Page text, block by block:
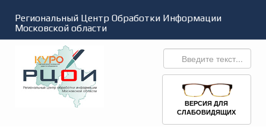
Региональный Центр Обработки Информации
Московской области
ВЕРСИЯ ДЛЯ
СЛАБОВИДЯЩИХ